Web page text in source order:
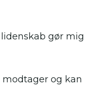
gør mig
og kan